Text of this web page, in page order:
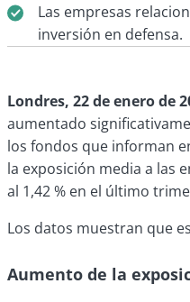
Las empresas
inversión en defensa.
Londres, 22 de enerode
aumentado
los fondos que informan
la exposición media a las
al 1,42 % en el último
Los datos muestran que
Aumento de la